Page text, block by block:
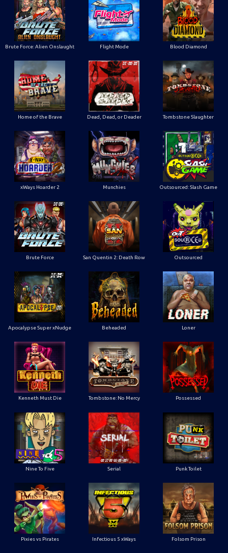
Brute Force: Alien Onslaught Flight Mode Blood Diamond
Home of the Brave Dead, Dead, or Deader Tombstone Slaughter
xWays Hoarder 2 Munchies Outsourced: Slash Game
Brute Force San Quentin 2: Death Row Outsourced
Apocalypse Super xNudge Beheaded Loner
Kenneth Must Die Tombstone: No Mercy Possessed
Nine To Five Serial Punk Toilet
Pixies vs Pirates Infectious 5 xWays Folsom Prison